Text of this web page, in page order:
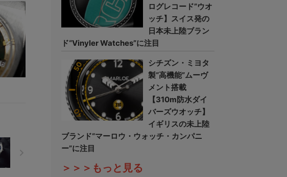
ログレコード”ウオ
ッチ】スイス発の
日本未上陸ブラン
ド“Vinyler Watches”に注目
シチズン・ミヨタ
製“高機能”ムーヴ
メント搭載
【310m防水ダイ
バーズウオッチ】
イギリスの未上陸
ブランド“マーロウ・ウォッチ・カンパニ
ー”に注目
＞＞＞もっと見る